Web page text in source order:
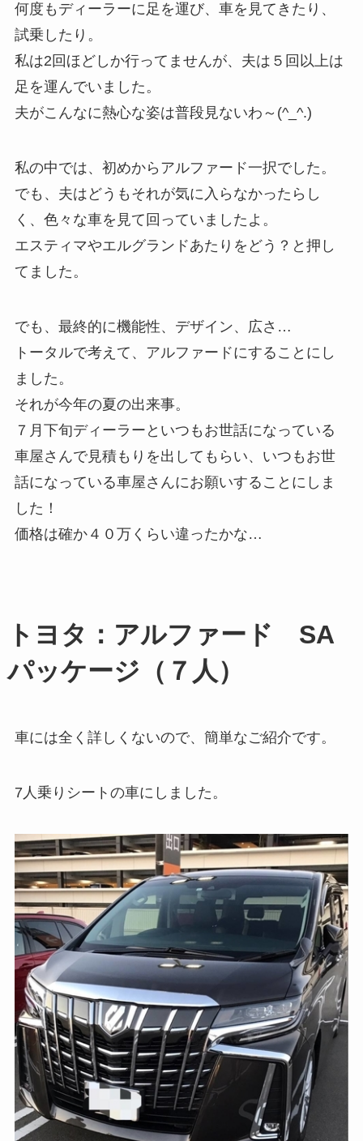
何度もディーラーに足を運び、車を見てきたり、
試乗したり。
私は2回ほどしか行ってませんが、夫は５回以上は
足を運んでいました。
夫がこんなに熱心な姿は普段見ないわ～(^_^.)
私の中では、初めからアルファード一択でした。
でも、夫はどうもそれが気に入らなかったらし
く、色々な車を見て回っていましたよ。
エスティマやエルグランドあたりをどう？と押し
てました。
でも、最終的に機能性、デザイン、広さ…
トータルで考えて、アルファードにすることにし
ました。
それが今年の夏の出来事。
７月下旬ディーラーといつもお世話になっている
車屋さんで見積もりを出してもらい、いつもお世
話になっている車屋さんにお願いすることにしま
した！
価格は確か４０万くらい違ったかな…
トヨタ：アルファード SA
パッケージ（７人）
車には全く詳しくないので、簡単なご紹介です。
7人乗りシートの車にしました。